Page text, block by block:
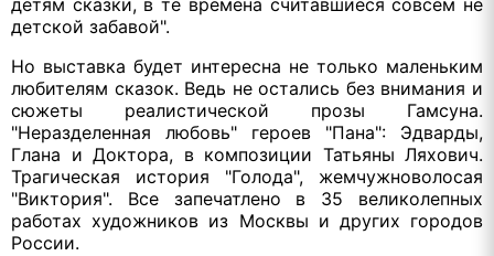
детям сказки, в те времена считавшиеся совсем не
детской забавой".
Но выставка будет интересна не только маленьким
любителям сказок. Ведь не остались без внимания и
сюжеты реалистической прозы Гамсуна.
"Неразделенная любовь" героев "Пана": Эдварды,
Глана и Доктора, в композиции Татьяны Ляхович.
Трагическая история "Голода", жемчужноволосая
"Виктория". Все запечатлено в 35 великолепных
работах художников из Москвы и других городов
России.